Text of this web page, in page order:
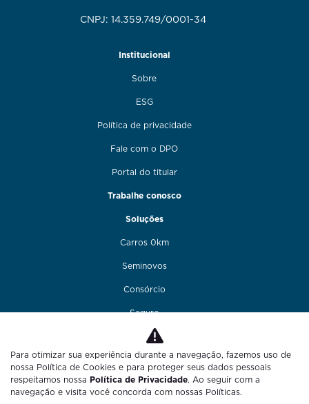
CNPJ: 14.359.749/0001-34
Institucional
Sobre
ESG
Política de privacidade
Fale com o DPO
Portal do titular
Trabalhe conosco
Soluções
Carros 0km
Seminovos
Consórcio
Seguro
Financiamento
Funilaria e pintura
Fale conosco
Para otimizar sua experiência durante a navegação, fazemos uso de
nossa Política de Cookies e para proteger seus dados pessoais
respeitamos nossa Política de Privacidade. Ao seguir com a
navegação e visita você concorda com nossas Políticas.